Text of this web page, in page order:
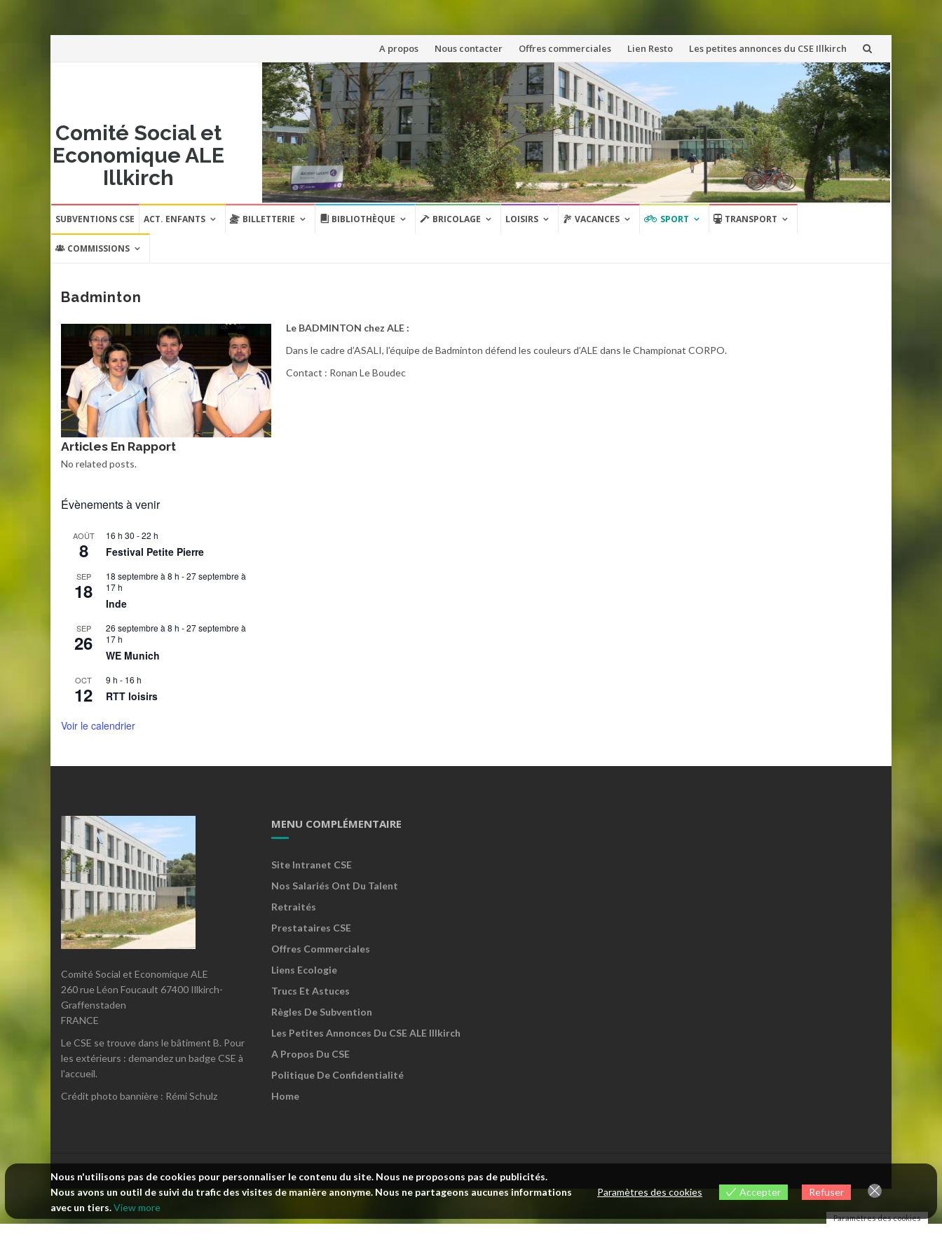
Aller
au
contenu
A propos Nous contacter Offres commerciales Lien Resto Les petites annonces du CSE Illkirch
Comité Social et
Economique ALE
Illkirch
au
SUBVENTIONS CSE ACT. ENFANTS BILLETTERIE BIBLIOTHÈQUE BRICOLAGE LOISIRS VACANCES SPORT TRANSPORT
COMMISSIONS
Badminton
Le BADMINTON chez ALE :
Dans le cadre d’ASALI, l’équipe de Badminton défend les couleurs d’ALE dans le Championat CORPO.
Contact : Ronan Le Boudec
Articles En Rapport
No related posts.
Évènements à venir
AOÛT
8
16 h 30 -22 h
Festival Petite Pierre
SEP
18
18 septembre à 8 h -27 septembre à
17 h
Inde
SEP
26
26 septembre à 8 h -27 septembre à
17 h
WE Munich
OCT
12
9 h - 16 h
RTT loisirs
Voir le calendrier
Comité Social et Economique ALE
260 rue Léon Foucault 67400 Illkirch-
Graffenstaden
FRANCE
Le CSE se trouve dans le bâtiment B. Pour
les extérieurs : demandez un badge CSE à
l'accueil.
Crédit photo bannière : Rémi Schulz
MENU COMPLÉMENTAIRE
Site Intranet CSE
Nos Salariés Ont Du Talent
Retraités
Prestataires CSE
Offres Commerciales
Liens Ecologie
Trucs Et Astuces
Règles De Subvention
Les Petites Annonces Du CSE ALE Illkirch
A Propos Du CSE
Politique De Confidentialité
Home
Nous n'utilisons pas de cookies pour personnaliser le contenu du site. Nous ne proposons pas de publicités.
Nous avons un outil de suivi du trafic des visites de manière anonyme. Nous ne partageons aucunes informations
avec un tiers.View more
Paramètres des cookies Accepter Refuser
Paramètres des cookies